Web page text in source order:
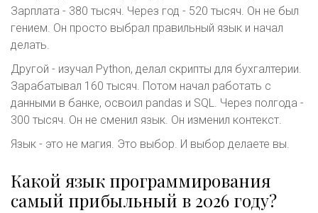
Зарплата - 380 тысяч. Через год - 520 тысяч. Он не был
гением. Он просто выбрал правильный язык и начал
делать.
Другой - изучал Python, делал скрипты для бухгалтерии.
Зарабатывал 160 тысяч. Потом начал работать с
данными в банке, освоил pandas и SQL. Через полгода -
300 тысяч. Он не сменил язык. Он изменил контекст.
Язык - это не магия. Это выбор. И выбор делаете вы.
Какой язык программирования
самый прибыльный в 2026 году?